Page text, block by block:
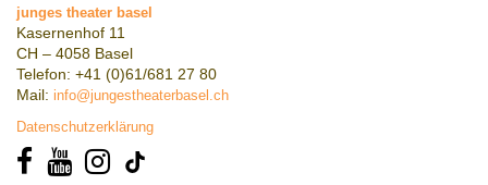
junges theater basel
Kasernenhof 11
CH – 4058 Basel
Telefon: +41 (0)61/681 27 80
Mail: info@jungestheaterbasel.ch
Datenschutzerklärung